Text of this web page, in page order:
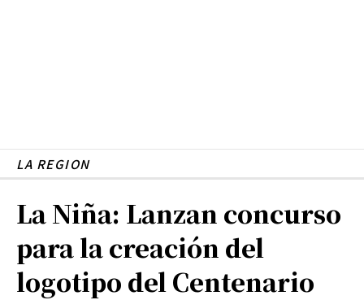
LA REGION
La Niña: Lanzan concurso
para la creación del
logotipo del Centenario